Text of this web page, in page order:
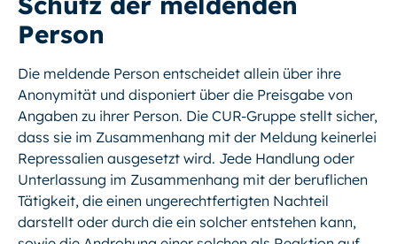
Person
Die meldende Person entscheidet allein über ihre
Anonymität und disponiert über die Preisgabe von
Angaben zu ihrer Person. Die CUR-Gruppe stellt sicher,
dass sie im Zusammenhang mit der Meldung keinerlei
Repressalien ausgesetzt wird. Jede Handlung oder
Unterlassung im Zusammenhang mit der beruflichen
Tätigkeit, die einen ungerechtfertigten Nachteil
darstellt oder durch die ein solcher entstehen kann,